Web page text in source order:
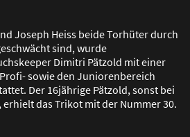
Joseph Heiss beide Torhüter durch
sind, wurde
Dimitri Pätzold mit einer
sowie den Juniorenbereich
Der 16jährige Pätzold, sonst bei
erhielt das Trikot mit der Nummer 30.